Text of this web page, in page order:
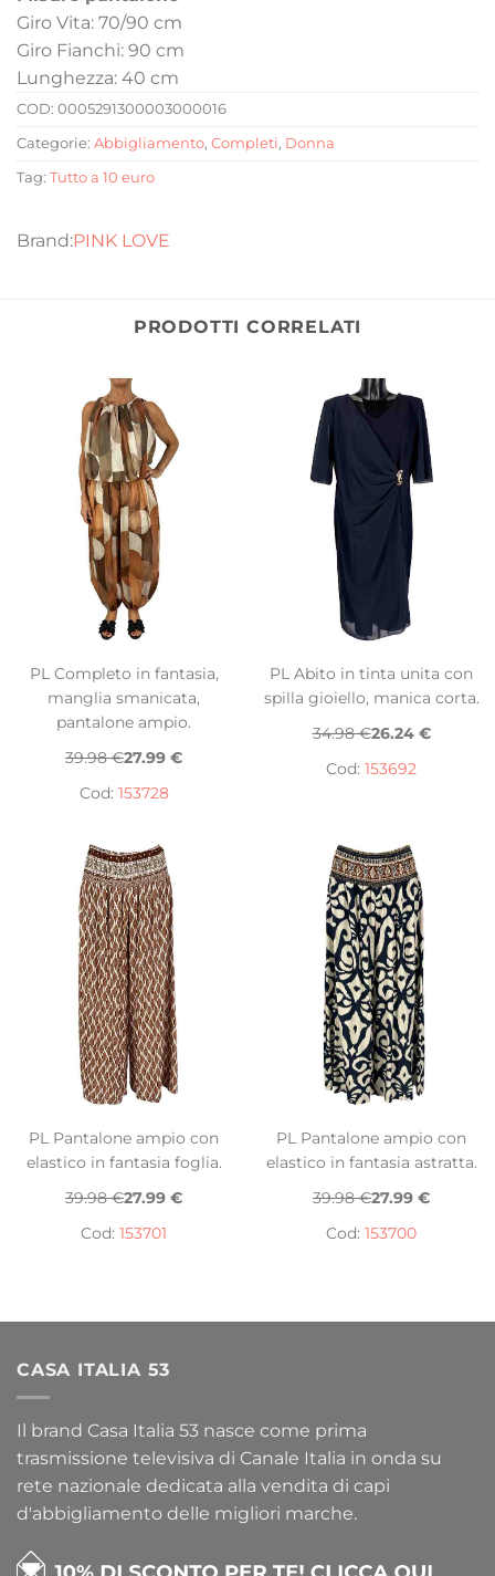
Giro Vita: 70/90 cm
Giro Fianchi: 90 cm
Lunghezza: 40 cm
COD: 0005291300003000016
Categorie: Abbigliamento, Completi, Donna
Tag: Tutto a 10 euro
PINK LOVE
PRODOTTI CORRELATI
PL Completo in fantasia,
manglia smanicata,
pantalone ampio.
39.98 €27.99 €
Cod: 153728
PL Abito in tinta unita con
spilla gioiello, manica corta.
34.98 €26.24 €
Cod: 153692
PL Pantalone ampio con
elastico in fantasia foglia.
39.98 €27.99 €
Cod: 153701
PL Pantalone ampio con
elastico in fantasia astratta.
39.98 €27.99 €
Cod: 153700
CASA ITALIA 53
Il brand Casa Italia 53 nasce come prima
trasmissione televisiva di Canale Italia in onda su
rete nazionale dedicata alla vendita di capi
d'abbigliamento delle migliori marche.